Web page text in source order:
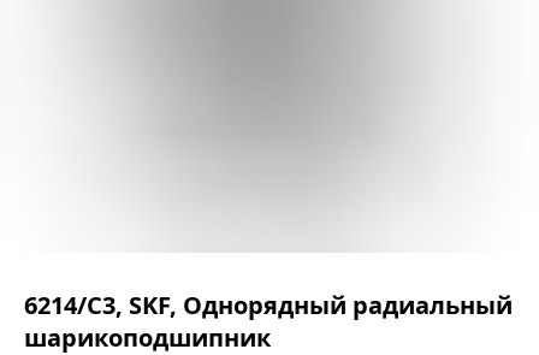
6214/C3, SKF, Однорядный радиальный
шарикоподшипник